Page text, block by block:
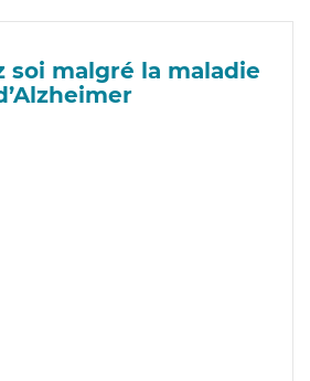
soi malgré la maladie